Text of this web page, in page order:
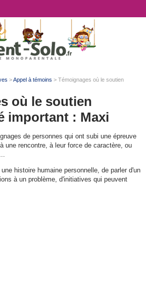
>Appel à témoins > Témoignages où le soutien
où le soutien
important : Maxi
de personnes qui ont subi une épreuve
une rencontre, à leur force de caractère, ou
histoire humaine personnelle, de parler d'un
à un problème, d'initiatives qui peuvent